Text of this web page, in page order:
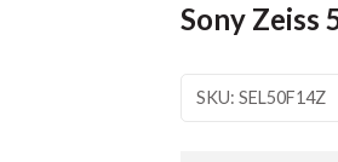
Sony Zeiss
SKU: SEL50F14Z